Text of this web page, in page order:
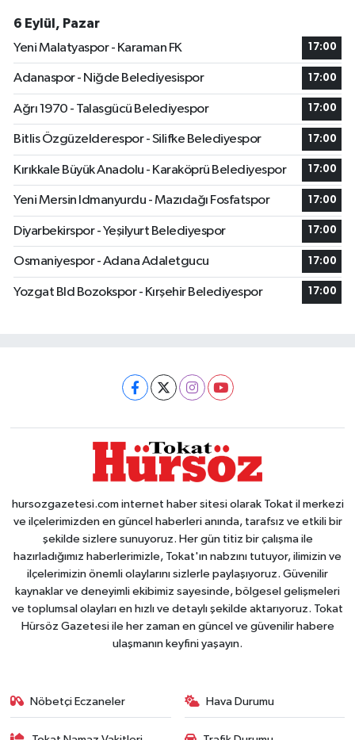
6 Eylül, Pazar
Yeni Malatyaspor - Karaman FK
17:00
Adanaspor - Niğde Belediyesispor 17:00
Ağrı 1970 - Talasgücü Belediyespor 17:00
Bitlis Özgüzelderespor - Silifke Belediyespor 17:00
Kırıkkale Büyük Anadolu - Karaköprü Belediyespor 17:00
Yeni Mersin Idmanyurdu - Mazıdağı Fosfatspor 17:00
Diyarbekirspor - Yeşilyurt Belediyespor 17:00
Osmaniyespor - Adana Adaletgucu 17:00
Yozgat Bld Bozokspor - Kırşehir Belediyespor 17:00
hursozgazetesi.com internet haber sitesi olarak Tokat il merkezi
ve ilçelerimizden en güncel haberleri anında, tarafsız ve etkili bir
şekilde sizlere sunuyoruz. Her gün titiz bir çalışma ile
hazırladığımız haberlerimizle, Tokat'ın nabzını tutuyor, ilimizin ve
ilçelerimizin önemli olaylarını sizlerle paylaşıyoruz. Güvenilir
kaynaklar ve deneyimli ekibimiz sayesinde, bölgesel gelişmeleri
ve toplumsal olayları en hızlı ve detaylı şekilde aktarıyoruz. Tokat
Hürsöz Gazetesi ile her zaman en güncel ve güvenilir habere
ulaşmanın keyfini yaşayın.
Nöbetçi Eczaneler Hava Durumu